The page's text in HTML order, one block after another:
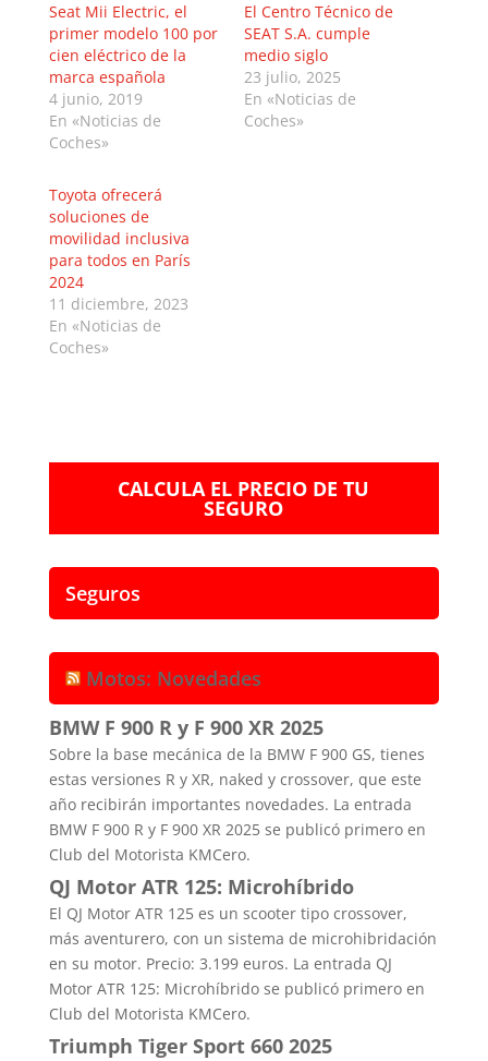
Seat Mii Electric, el
primer modelo 100 por
cien eléctrico de la
marca española
4 junio, 2019
En «Noticias de
Coches»
El Centro Técnico de
SEAT S.A. cumple
medio siglo
23 julio, 2025
En «Noticias de
Coches»
Toyota ofrecerá
soluciones de
movilidad inclusiva
para todos en París
2024
11 diciembre, 2023
En «Noticias de
Coches»
CALCULA EL PRECIO DE TU
SEGURO
Seguros
Motos: Novedades
BMW F 900 R y F 900 XR 2025
Sobre la base mecánica de la BMW F 900 GS, tienes
estas versiones R y XR, naked y crossover, que este
año recibirán importantes novedades. La entrada
BMW F 900 R y F 900 XR 2025 se publicó primero en
Club del Motorista KMCero.
QJ Motor ATR 125: Microhíbrido
El QJ Motor ATR 125 es un scooter tipo crossover,
más aventurero, con un sistema de microhibridación
en su motor. Precio: 3.199 euros. La entrada QJ
Motor ATR 125: Microhíbrido se publicó primero en
Club del Motorista KMCero.
Triumph Tiger Sport 660 2025